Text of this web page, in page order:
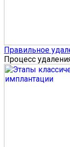
Правильное
Процесс